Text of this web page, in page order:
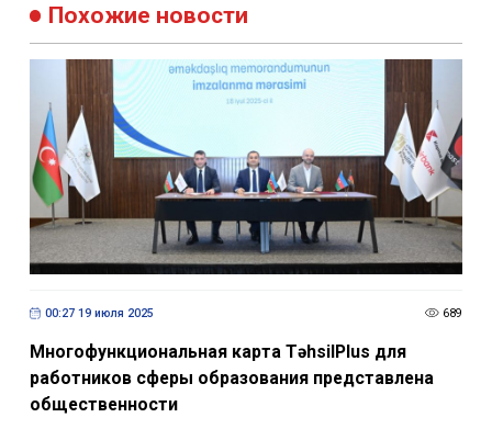
Похожие новости
00:27 19 июля 2025 689
Многофункциональная карта TəhsilPlus для
работников сферы образования представлена
общественности